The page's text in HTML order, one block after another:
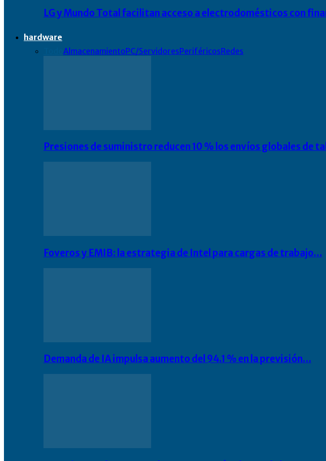
LG y Mundo Total facilitan acceso a electrodomésticos con
hardware
AlmacenamientoPC/ServidoresPeriféricosRedes
Presiones de suministro reducen 10 % los envíos globales de
Foveros y EMIB: la estrategia de Intel para cargas de trabajo…
Demanda de IA impulsa aumento del 94.1 % en la previsión…